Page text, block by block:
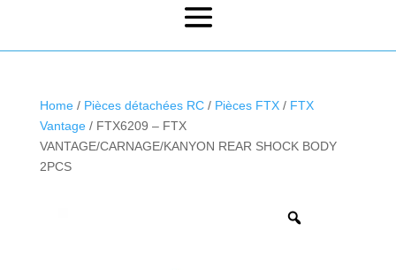
Home/ Pièces détachées RC/ Pièces FTX/ FTX
Vantage/ FTX6209 – FTX
VANTAGE/CARNAGE/KANYON REAR SHOCK BODY
2PCS